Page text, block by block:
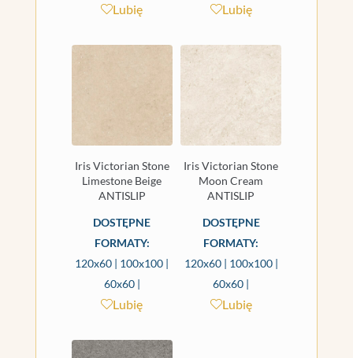
Lubię Lubię
Iris Victorian Stone
Limestone Beige
ANTISLIP
DOSTĘPNE
FORMATY:
120x60 | 100x100 |
60x60 |
Lubię
Iris Victorian Stone
Moon Cream
ANTISLIP
DOSTĘPNE
FORMATY:
120x60 | 100x100 |
60x60 |
Lubię